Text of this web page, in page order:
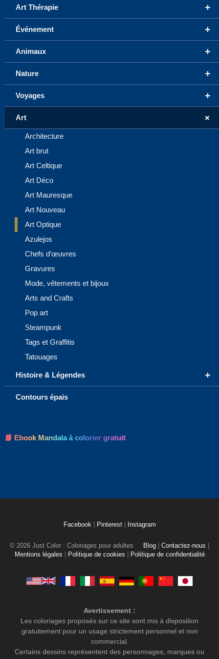
+
Art Thérapie
+
Événement
+
Animaux
+
Nature
+
Voyages
+
Art
Architecture
Art brut
Art Celtique
Art Déco
Art Mauresque
Art Nouveau
Art Optique
Azulejos
Chefs d’œuvres
Gravures
Mode, vêtements et bijoux
Arts and Crafts
Pop art
Steampunk
Tags et Graffitis
Tatouages
+
Histoire & Légendes
Contours épais
📘 Ebook Mandala à colorier gratuit
Facebook Pinterest Instagram
© 2026 Just Color : Coloriages pour adultes Blog Contactez-nous
Mentions légales
Politique de cookies Politique de confidentialité
Avertissement :
Les coloriages proposés sur ce site sont mis à disposition
gratuitement pour un usage strictement personnel et non
commercial.
Certains dessins représentent des personnages, marques ou